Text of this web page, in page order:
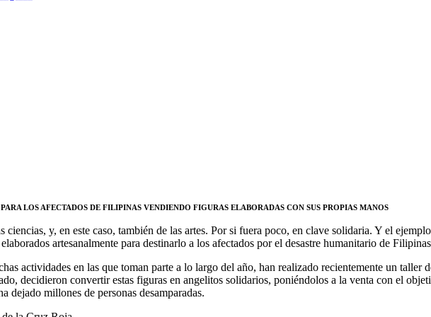
LOS AFECTADOS DE FILIPINAS VENDIENDO FIGURAS ELABORADAS CON SUS PROPIAS MANOS
y, en este caso, también de las artes. Por si fuera poco, en clave solidaria. Y el
artesanalmente para destinarlo a los afectados por el desastre humanitario de
actividades en las que toman parte a lo largo del año, han realizado recientemente un taller
decidieron convertir estas figuras en angelitos solidarios, poniéndolos a la venta con el
millones de personas desamparadas.